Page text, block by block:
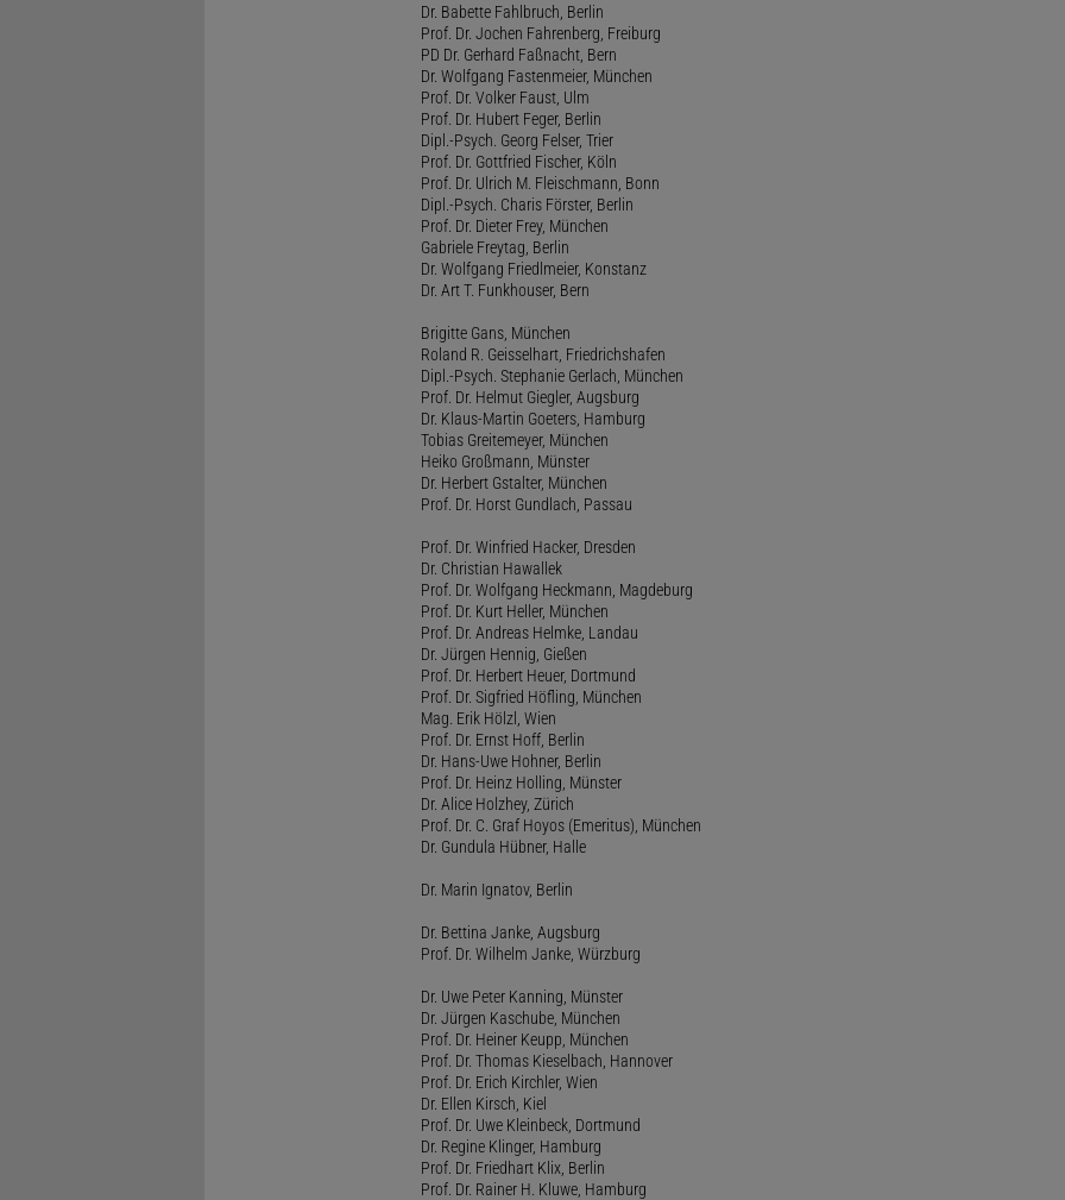
Dr. Babette Fahlbruch, Berlin
Prof. Dr. Jochen Fahrenberg, Freiburg
PD Dr. Gerhard Faßnacht, Bern
Dr. Wolfgang Fastenmeier, München
Prof. Dr. Volker Faust, Ulm
Prof. Dr. Hubert Feger, Berlin
Dipl.-Psych. Georg Felser, Trier
Prof. Dr. Gottfried Fischer, Köln
Prof. Dr. Ulrich M. Fleischmann, Bonn
Dipl.-Psych. Charis Förster, Berlin
Prof. Dr. Dieter Frey, München
Gabriele Freytag, Berlin
Dr. Wolfgang Friedlmeier, Konstanz
Dr. Art T. Funkhouser, Bern
Brigitte Gans, München
Roland R. Geisselhart, Friedrichshafen
Dipl.-Psych. Stephanie Gerlach, München
Prof. Dr. Helmut Giegler, Augsburg
Dr. Klaus-Martin Goeters, Hamburg
Tobias Greitemeyer, München
Heiko Großmann, Münster
Dr. Herbert Gstalter, München
Prof. Dr. Horst Gundlach, Passau
Prof. Dr. Winfried Hacker, Dresden
Dr. Christian Hawallek
Prof. Dr. Wolfgang Heckmann, Magdeburg
Prof. Dr. Kurt Heller, München
Prof. Dr. Andreas Helmke, Landau
Dr. Jürgen Hennig, Gießen
Prof. Dr. Herbert Heuer, Dortmund
Prof. Dr. Sigfried Höfling, München
Mag. Erik Hölzl, Wien
Prof. Dr. Ernst Hoff, Berlin
Dr. Hans-Uwe Hohner, Berlin
Prof. Dr. Heinz Holling, Münster
Dr. Alice Holzhey, Zürich
Prof. Dr. C. Graf Hoyos (Emeritus), München
Dr. Gundula Hübner, Halle
Dr. Marin Ignatov, Berlin
Dr. Bettina Janke, Augsburg
Prof. Dr. Wilhelm Janke, Würzburg
Dr. Uwe Peter Kanning, Münster
Dr. Jürgen Kaschube, München
Prof. Dr. Heiner Keupp, München
Prof. Dr. Thomas Kieselbach, Hannover
Prof. Dr. Erich Kirchler, Wien
Dr. Ellen Kirsch, Kiel
Prof. Dr. Uwe Kleinbeck, Dortmund
Dr. Regine Klinger, Hamburg
Prof. Dr. Friedhart Klix, Berlin
Prof. Dr. Rainer H. Kluwe, Hamburg